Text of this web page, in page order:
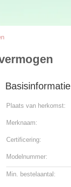
Basisinformatie
Plaats van herkomst:
Merknaam:
Certificering:
Modelnummer:
Min. bestelaantal: